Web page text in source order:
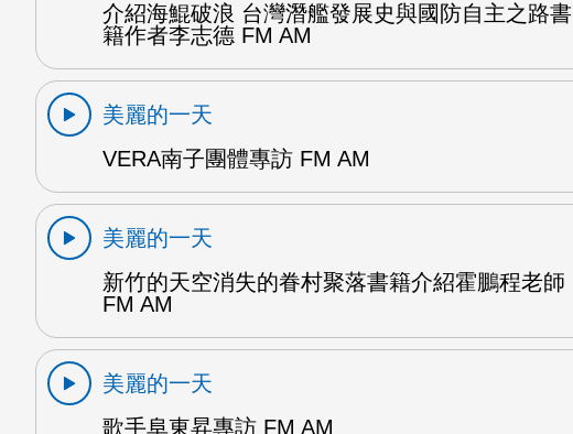
介紹海鯤破浪 台灣潛艦發展史與國防自主之路書
籍作者李志德 FM AM
美麗的一天
VERA南子團體專訪 FM AM
美麗的一天
新竹的天空消失的眷村聚落書籍介紹霍鵬程老師
FM AM
美麗的一天
歌手阜東昇專訪 FM AM